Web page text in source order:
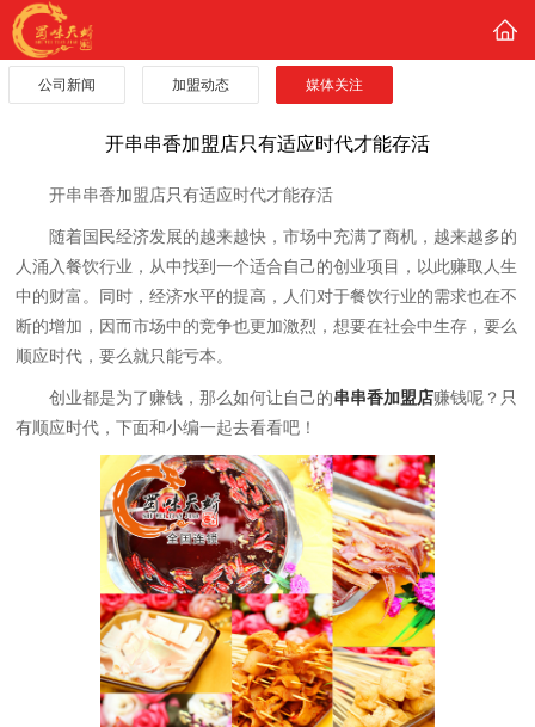
公司新闻 加盟动态 媒体关注
开串串香加盟店只有适应时代才能存活
开串串香加盟店只有适应时代才能存活
随着国民经济发展的越来越快，市场中充满了商机，越来越多的
人涌入餐饮行业，从中找到一个适合自己的创业项目，以此赚取人生
中的财富。同时，经济水平的提高，人们对于餐饮行业的需求也在不
断的增加，因而市场中的竞争也更加激烈，想要在社会中生存，要么
顺应时代，要么就只能亏本。
创业都是为了赚钱，那么如何让自己的串串香加盟店赚钱呢？只
有顺应时代，下面和小编一起去看看吧！